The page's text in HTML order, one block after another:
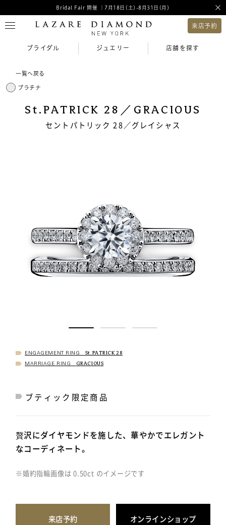
Bridal Fair 開催 ｜7月18日(土)-8月31日(月)
来店予約
ブライダル ジュエリー 店舗を探す
一覧へ戻る
プラチナ
St.PATRICK 28／GRACIOUS
セントパトリック 28／グレイシャス
ENGAGEMENT RING St.PATRICK 28
MARRIAGE RING GRACIOUS
ブティック限定商品
贅沢にダイヤモンドを施した、華やかでエレガント
なコーディネート。
※婚約指輪画像は 0.50ct のイメージです
来店予約 オンラインショップ